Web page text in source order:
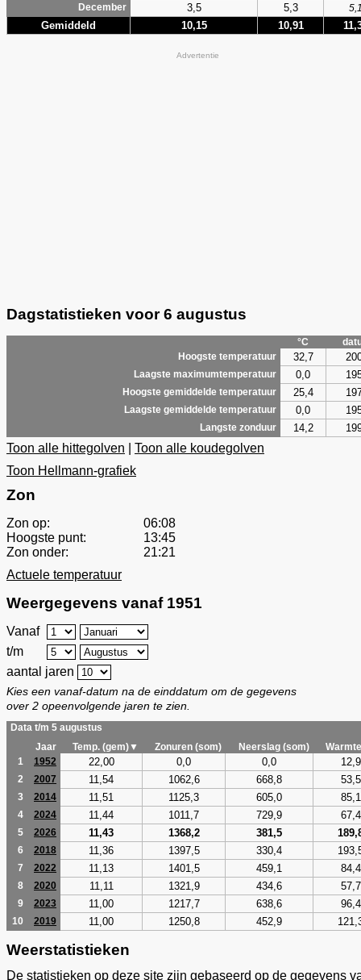
December
3,5 5,3
Gemiddeld 10,15 10,91
Advertentie
Dagstatistieken voor 6 augustus
°C
Hoogste temperatuur
32,7
Laagste maximumtemperatuur 0,0
Hoogste gemiddelde temperatuur 25,4
Laagste gemiddelde temperatuur 0,0
Langste zonduur 14,2
Toon alle hittegolven
Toon alle koudegolven
Toon Hellmann-grafiek
Zon
Zon op:
06:08
Hoogste punt:
13:45
Zon onder:
21:21
Actuele temperatuur
Weergegevens vanaf 1951
Vanaf
t/m
aantal jaren
Kies een vanaf-datum na de einddatum om de gegevens
over 2 opeenvolgende jaren te zien.
Data t/m 5 augustus
Jaar
Temp. (gem)▼ Zonuren (som) Neerslag (som)
1
1952 22,00 0,0 0,0 12,9
2 2007 11,54 1062,6 668,8 53,5
3 2014 11,51 1125,3 605,0 85,1
4 2024 11,44 1011,7 729,9 67,4
5 2026 11,43 1368,2 381,5
6 2018 11,36 1397,5 330,4
7 2022 11,13 1401,5 459,1 84,4
8 2020 11,11 1321,9 434,6 57,7
9 2023 11,00 1217,7 638,6 96,4
10 2019 11,00 1250,8 452,9
Weerstatistieken
De statistieken op deze site zijn gebaseerd op de gegevens